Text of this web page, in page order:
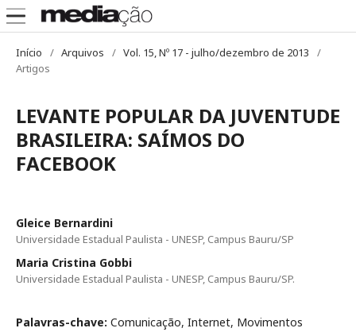
Início / Arquivos / Vol. 15, Nº 17 - julho/dezembro de 2013
/
Artigos
LEVANTE POPULAR DA JUVENTUDE
BRASILEIRA: SAÍMOS DO
FACEBOOK
Gleice Bernardini
Universidade Estadual Paulista - UNESP, Campus Bauru/SP
Maria Cristina Gobbi
Universidade Estadual Paulista - UNESP, Campus Bauru/SP.
Palavras-chave: Comunicação, Internet, Movimentos